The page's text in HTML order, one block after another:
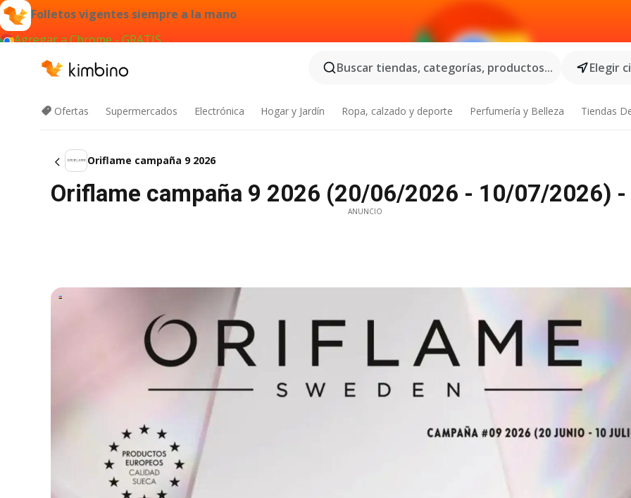
Folletos vigentes siempre a la mano
Agregar a Chrome - GRATIS
Buscar tiendas, categorías, productos...
Elegir
Ofertas Supermercados Electrónica Hogar y Jardín Ropa, calzado y deporte Perfumería y Belleza Tiendas
Oriflame campaña 9 2026
Oriflame campaña 9 2026 (20/06/2026 - 10/07/2026)
ANUNCIO